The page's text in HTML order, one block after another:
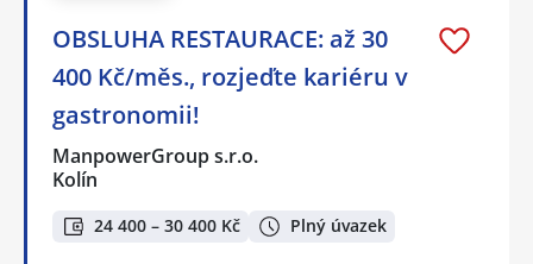
OBSLUHA RESTAURACE: až 30
400 Kč/měs., rozjeďte kariéru v
gastronomii!
ManpowerGroup s.r.o.
Kolín
24 400 – 30 400 Kč Plný úvazek